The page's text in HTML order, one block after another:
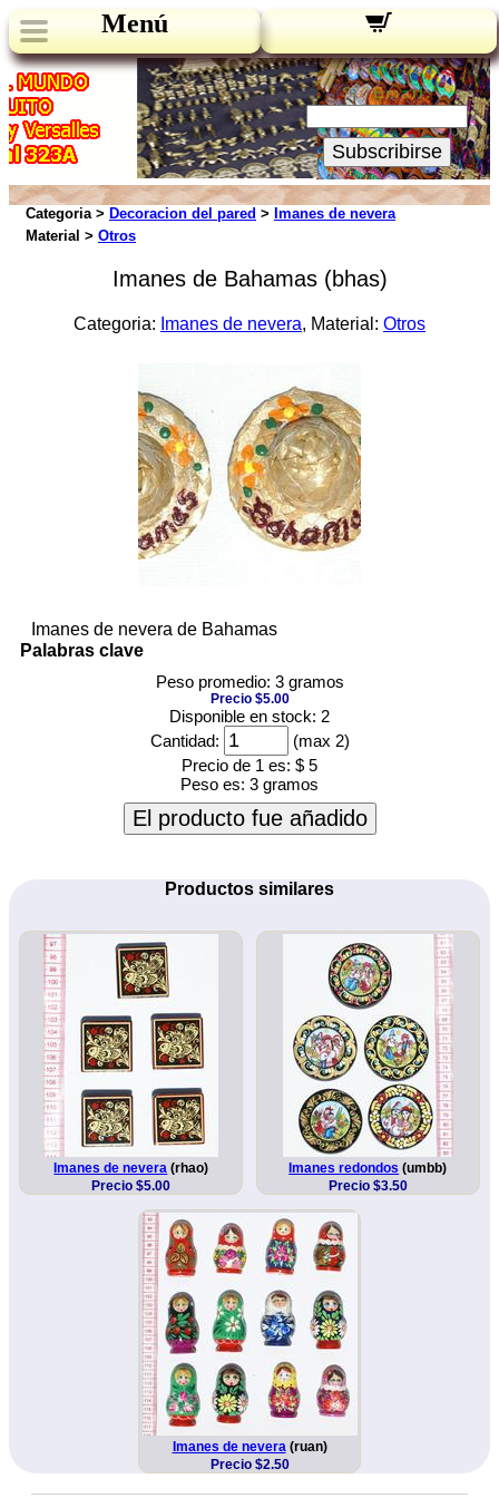
Menú
Novedades:
Su Email:
Subscribirse
Categoria > Decoracion del pared > Imanes de nevera
Material > Otros
Imanes de Bahamas (bhas)
Categoria: Imanes de nevera, Material: Otros
Imanes de nevera de Bahamas
Palabras clave
Peso promedio: 3 gramos
Precio $5.00
Disponible en stock: 2
Cantidad:
(max 2)
Precio de 1 es: $ 5
Peso es: 3 gramos
El producto fue añadido
Productos similares
Imanes de nevera (rhao)
Precio $5.00
Imanes redondos (umbb)
Precio $3.50
Imanes de nevera (ruan)
Precio $2.50